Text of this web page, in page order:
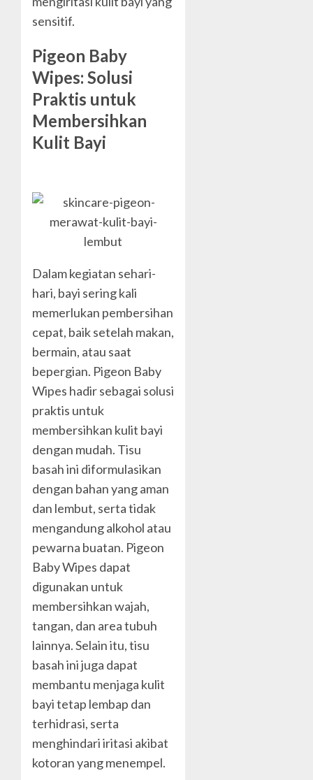
sensitif.
Pigeon Baby
Wipes: Solusi
Praktis untuk
Membersihkan
Kulit Bayi
Dalam kegiatan sehari-
hari, bayi sering kali
memerlukan pembersihan
cepat, baik setelah makan,
bermain, atau saat
bepergian. Pigeon Baby
Wipes hadir sebagai solusi
praktis untuk
membersihkan kulit bayi
dengan mudah. Tisu
basah ini diformulasikan
dengan bahan yang aman
dan lembut, serta tidak
mengandung alkohol atau
pewarna buatan. Pigeon
Baby Wipes dapat
digunakan untuk
membersihkan wajah,
tangan, dan area tubuh
lainnya. Selain itu, tisu
basah ini juga dapat
membantu menjaga kulit
bayi tetap lembap dan
terhidrasi, serta
menghindari iritasi akibat
kotoran yang menempel.